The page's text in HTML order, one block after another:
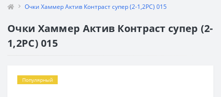
Очки Хаммер Актив Контраст супер (2-1,2РС) 015
Очки Хаммер Актив Контраст супер (2-
1,2РС) 015
Популярный